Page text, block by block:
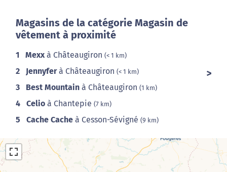
Magasins de la catégorie Magasin de
vêtement à proximité
1 Mexx à Châteaugiron (< 1 km)
2 Jennyferà Châteaugiron (< 1 km)
3 Best Mountain à Châteaugiron (1 km)
4 Celio à Chantepie (7 km)
5 Cache Cache à Cesson-Sévigné (9 km)